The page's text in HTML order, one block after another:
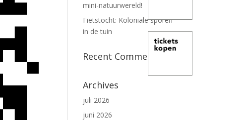
mini-natuurwereld!
Fietstocht: Koloniale sporen
in de tuin
Recent Comments
Archives
juli 2026
juni 2026